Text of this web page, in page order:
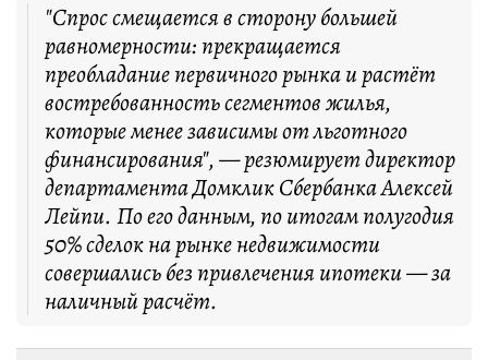
"Спрос смещается в сторону большей
равномерности: прекращается
преобладание первичного рынка и растёт
востребованность сегментов жилья,
которые менее зависимы от льготного
финансирования", — резюмирует директор
департамента Домклик Сбербанка Алексей
Лейпи. По его данным, по итогам полугодия
50% сделок на рынке недвижимости
совершались без привлечения ипотеки — за
наличный расчёт.